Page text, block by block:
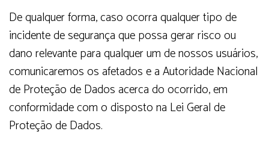
De qualquer forma, caso ocorra qualquer tipo de
incidente de segurança que possa gerar risco ou
dano relevante para qualquer um de nossos usuários,
comunicaremos os afetados e a Autoridade Nacional
de Proteção de Dados acerca do ocorrido, em
conformidade com o disposto na Lei Geral de
Proteção de Dados.